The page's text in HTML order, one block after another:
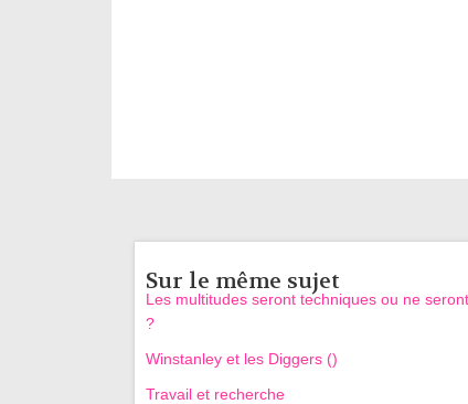
Sur le même sujet
Les multitudes seront techniques ou ne
?
Winstanley et les Diggers ()
Travail et recherche